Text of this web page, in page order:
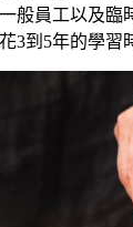
般員工以及臨
3到5年的學習